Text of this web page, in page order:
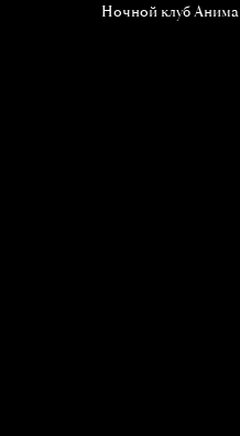
Ночной клуб Анима